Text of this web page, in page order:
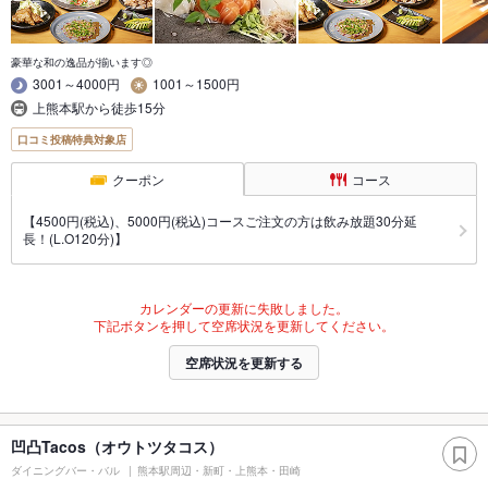
豪華な和の逸品が揃います◎
3001～4000円
1001～1500円
上熊本駅から徒歩15分
口コミ投稿特典対象店
クーポン コース
【4500円(税込)、5000円(税込)コースご注文の方は飲み放題30分延
長！(L.O120分)】
カレンダーの更新に失敗しました。
下記ボタンを押して空席状況を更新してください。
空席状況を更新する
凹凸Tacos（オウトツタコス）
ダイニングバー・バル 熊本駅周辺・新町・上熊本・田崎